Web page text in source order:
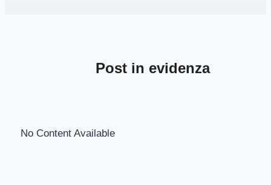
Post in evidenza
No Content Available